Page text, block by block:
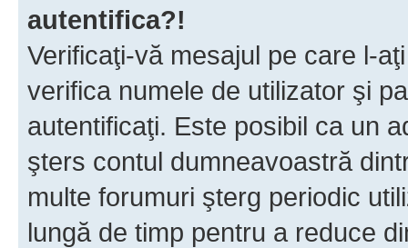
autentifica?!
Verificaţi-vă mesajul pe care l-
verifica numele de utilizator şi
autentificaţi. Este posibil ca un
şters contul dumneavoastră
multe forumuri şterg periodic
lungă de timp pentru a reduce